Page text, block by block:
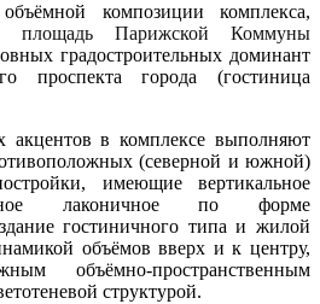
композиции комплекса,
площадь Парижской Коммуны
градостроительных доминант
проспекта города (гостиница
акцентов в комплексе выполняют
(северной и южной)
имеющие вертикальное
лаконичное по форме
гостиничного типа и жилой
объёмов вверх и к центру,
объёмно-пространственным
структурой.